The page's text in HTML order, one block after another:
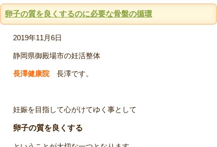
卵子の質を良くするのに必要な骨盤の循環
2019年11月6日
静岡県御殿場市の妊活整体
長澤健康院長澤です。
妊娠を目指して心がけてゆく事として
卵子の質を良くする